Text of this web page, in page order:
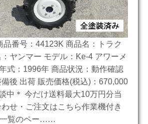
品番号：44123K 商品名：トラク
ヤンマー モデル：Ke-4 アワーメ
式：1996年 商品状況：動作確認
後 出荷 販売価格(税込)：670,000
中＊ 今だけ送料最大10万円分当
せ・ご注文はこちら作業機付き
一覧のペー……